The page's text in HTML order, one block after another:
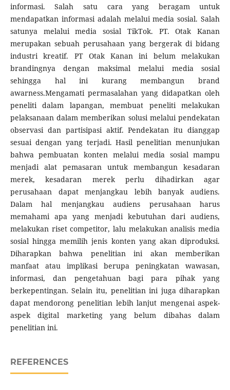
informasi. Salah satu cara yang beragam untuk
mendapatkan informasi adalah melalui media sosial. Salah
satunya melalui media sosial TikTok. PT. Otak Kanan
merupakan sebuah perusahaan yang bergerak di bidang
industri kreatif. PT Otak Kanan ini belum melakukan
brandingnya dengan maksimal melalui media sosial
sehingga hal ini kurang membangun brand
awarness.Mengamati permasalahan yang didapatkan oleh
peneliti dalam lapangan, membuat peneliti melakukan
pelaksanaan dalam memberikan solusi melalui pendekatan
observasi dan partisipasi aktif. Pendekatan itu dianggap
sesuai dengan yang terjadi. Hasil penelitian menunjukan
bahwa pembuatan konten melalui media sosial mampu
menjadi alat pemasaran untuk membangun kesadaran
merek, kesadaran merek perlu dihadirkan agar
perusahaan dapat menjangkau lebih banyak audiens.
Dalam hal menjangkau audiens perusahaan harus
memahami apa yang menjadi kebutuhan dari audiens,
melakukan riset competitor, lalu melakukan analisis media
sosial hingga memilih jenis konten yang akan diproduksi.
Diharapkan bahwa penelitian ini akan memberikan
manfaat atau implikasi berupa peningkatan wawasan,
informasi, dan pengetahuan bagi para pihak yang
berkepentingan. Selain itu, penelitian ini juga diharapkan
dapat mendorong penelitian lebih lanjut mengenai aspek-
aspek digital marketing yang belum dibahas dalam
penelitian ini.
REFERENCES